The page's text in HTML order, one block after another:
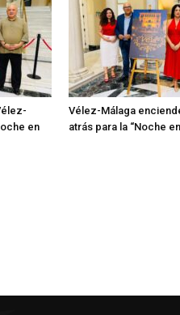
en
Vélez-Málaga
atrás para la “Noche